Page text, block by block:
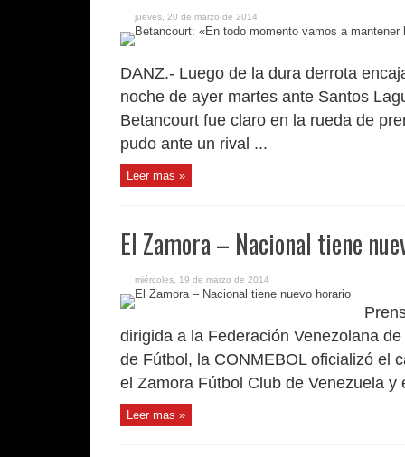
jueves, 20 de marzo de 2014
DANZ.- Luego de la dura derrota
noche de ayer martes ante Santos
Betancourt fue claro en la rueda de
pudo ante un rival ...
Leer mas »
El Zamora – Nacional tiene
miércoles, 19 de marzo de 2014
dirigida a la Federación Venezolana
de Fútbol, la CONMEBOL oficializó el
el Zamora Fútbol Club de Venezuela y
Leer mas »